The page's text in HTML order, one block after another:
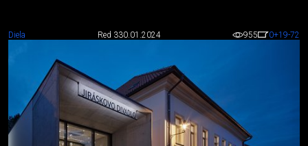
Diela Red 330.01.2024 955 0+19-72